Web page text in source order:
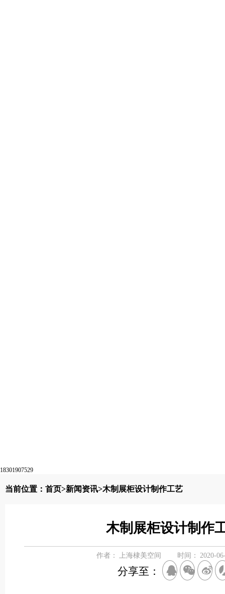
18301907529
当前位置： 首页>新闻资讯>木制展柜设计制作工艺
木制展柜设计制作
作者： 上海棣美空间 时间： 2020-
分享至：